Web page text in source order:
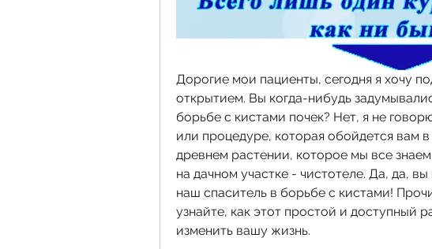
Дорогие мои пациенты, сегодня я хочу
открытием. Вы когда-нибудь
борьбе с кистами почек? Нет, я не
или процедуре, которая обойдется вам
древнем растении, которое мы все
на дачном участке - чистотеле. Да, да,
наш спаситель в борьбе с кистами!
узнайте, как этот простой и доступный
изменить вашу жизнь.